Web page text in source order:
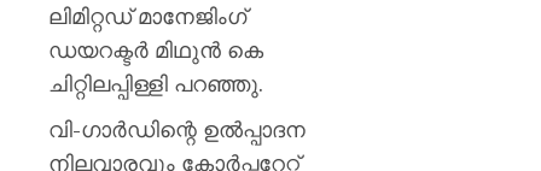
ലിമിറ്റഡ് മാനേജിംഗ്
ഡയറക്ടര്‍ മിഥുന്‍ കെ
ചിറ്റിലപ്പിള്ളി പറഞ്ഞു.
വി-ഗാർഡിന്റെ ഉൽപ്പാദന
നിലവാരവും കോർപ്പറേറ്റ്